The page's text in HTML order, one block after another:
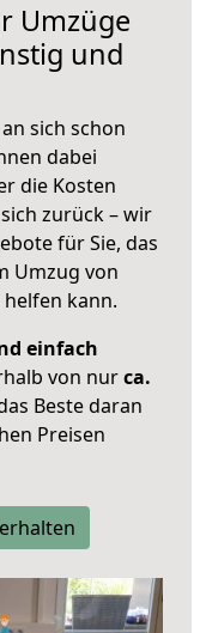
Umzüge
und
sich schon
dabei
die Kosten
zurück – wir
für Sie, das
Umzug von
kann.
einfach
von nurca.
Beste daran
Preisen